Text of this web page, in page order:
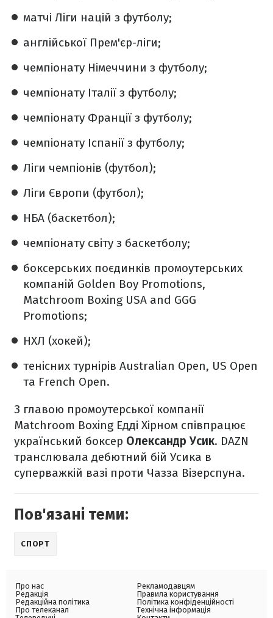
матчі Ліги націй з футболу;
англійської Прем'єр-ліги;
чемпіонату Німеччини з футболу;
чемпіонату Італії з футболу;
чемпіонату Франції з футболу;
чемпіонату Іспанії з футболу;
Ліги чемпіонів (футбол);
Ліги Європи (футбол);
НБА (баскетбол);
чемпіонату світу з баскетболу;
боксерських поєдинків промоутерських
компаній Golden Boy Promotions,
Matchroom Boxing USA and GGG
Promotions;
НХЛ (хокей);
тенісних турнірів Australian Open, US Open
та French Open.
З главою промоутерської компанії
Matchroom Boxing Едді Хірном співпрацює
український боксер Олександр Усик. DAZN
транслювала дебютний бій Усика в
суперважкій вазі проти Чазза Візерспуна.
Пов'язані теми:
СПОРТ
Про нас
Редакція
Редакційна політика
Про телеканал
Рекламодавцям
Правила користування
Політика конфіденційності
Технічна інформація